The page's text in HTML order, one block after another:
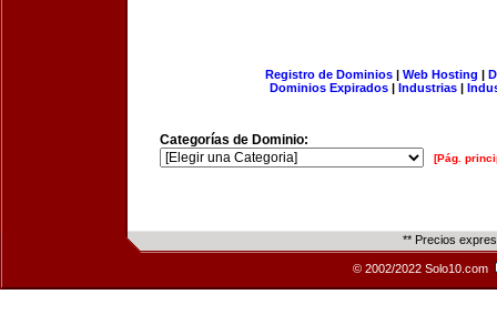
Registro de Dominios| Web Hosting |
Dominios Expirados | Industrias |
Categorías de Dominio:
[Pág.
** Precios
© 2002/2022 Solo10.com